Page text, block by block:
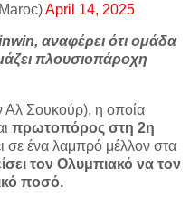
April 14, 2025
αναφέρει ότι ομάδα
πλουσιοπάροχη
Σουκούρ), η οποία
πρωτοπόρος στη 2η
σε ένα λαμπρό μέλλον στα
τον Ολυμπιακό να τον
ποσό.